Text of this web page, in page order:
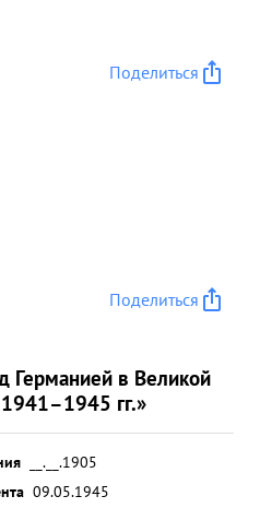
Поделиться
Поделиться
Германией в Великой
гг.»
__.__.1905
09.05.1945